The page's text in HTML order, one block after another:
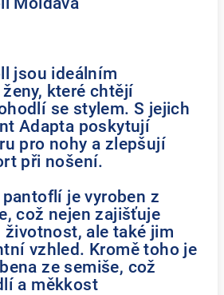
jsou ideálním
které chtějí
se stylem. S jejich
Adapta poskytují
pro nohy a zlepšují
při nošení.
je vyroben z
což nejen zajišťuje
ale také jim
vzhled. Kromě toho je
ze semiše, což
a měkkost